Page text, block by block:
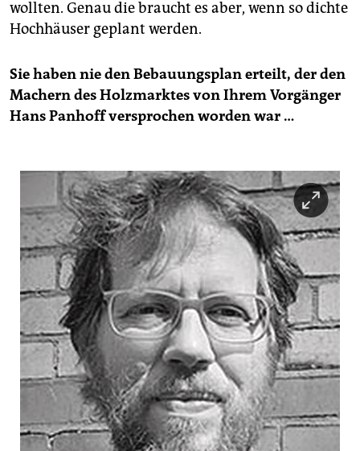
wollten. Genau die braucht es aber, wenn so dichte
Hochhäuser geplant werden.
Sie haben nie den Bebauungsplan erteilt, der den
Machern des Holzmarktes von Ihrem Vorgänger
Hans Panhoff versprochen worden war …